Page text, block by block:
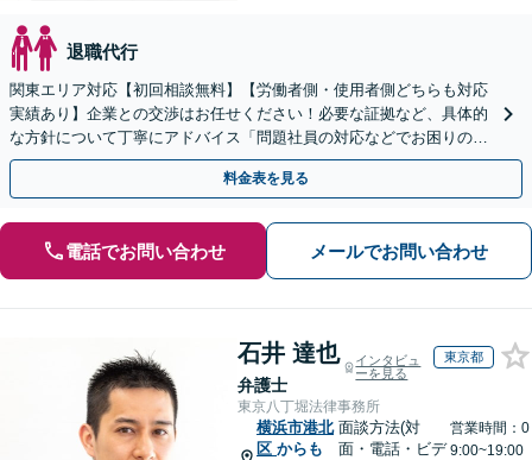
退職代行
関東エリア対応【初回相談無料】【労働者側・使用者側どちらも対応
実績あり】企業との交渉はお任せください！必要な証拠など、具体的
な方針について丁寧にアドバイス「問題社員の対応などでお困りの企
業さまも、ぜひご相談ください」【休日・夜間相談可】
料金表を見る
電話でお問い合わせ メールでお問い合わせ
石井 達也
弁護士
インタビュ
ーを見る
東京都
東京八丁堀法律事務所
横浜市港北
区 からも
面談方法(対
面・電話・ビデ
営業時間：0
9:00~19:00